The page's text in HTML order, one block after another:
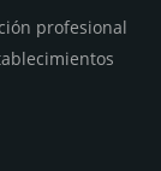
profesional